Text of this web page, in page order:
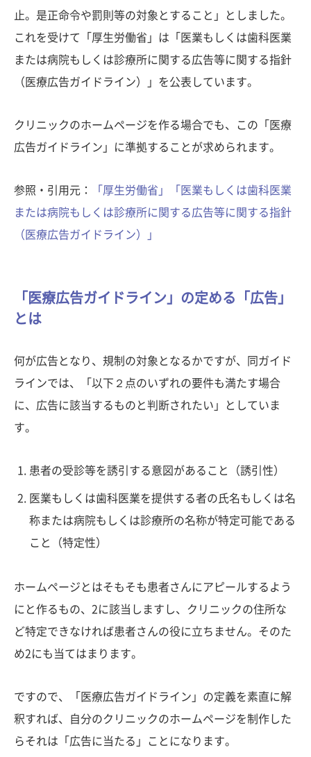
止。是正命令や罰則等の対象とすること」としました。
これを受けて「厚生労働省」は「医業もしくは歯科医業
または病院もしくは診療所に関する広告等に関する指針
（医療広告ガイドライン）」を公表しています。
クリニックのホームページを作る場合でも、この「医療
広告ガイドライン」に準拠することが求められます。
参照・引用元：
「厚生労働省」「医業もしくは歯科医業
または病院もしくは診療所に関する広告等に関する指針
（医療広告ガイドライン）」
「医療広告ガイドライン」の定める「広告」
とは
何が広告となり、規制の対象となるかですが、同ガイド
ラインでは、「以下２点のいずれの要件も満たす場合
に、広告に該当するものと判断されたい」としていま
す。
患者の受診等を誘引する意図があること（誘引性）
医業もしくは歯科医業を提供する者の氏名もしくは名
称または病院もしくは診療所の名称が特定可能である
こと（特定性）
ホームページとはそもそも患者さんにアピールするよう
にと作るもの、2に該当しますし、クリニックの住所な
ど特定できなければ患者さんの役に立ちません。そのた
め2にも当てはまります。
ですので、「医療広告ガイドライン」の定義を素直に解
釈すれば、自分のクリニックのホームページを制作した
らそれは「広告に当たる」ことになります。